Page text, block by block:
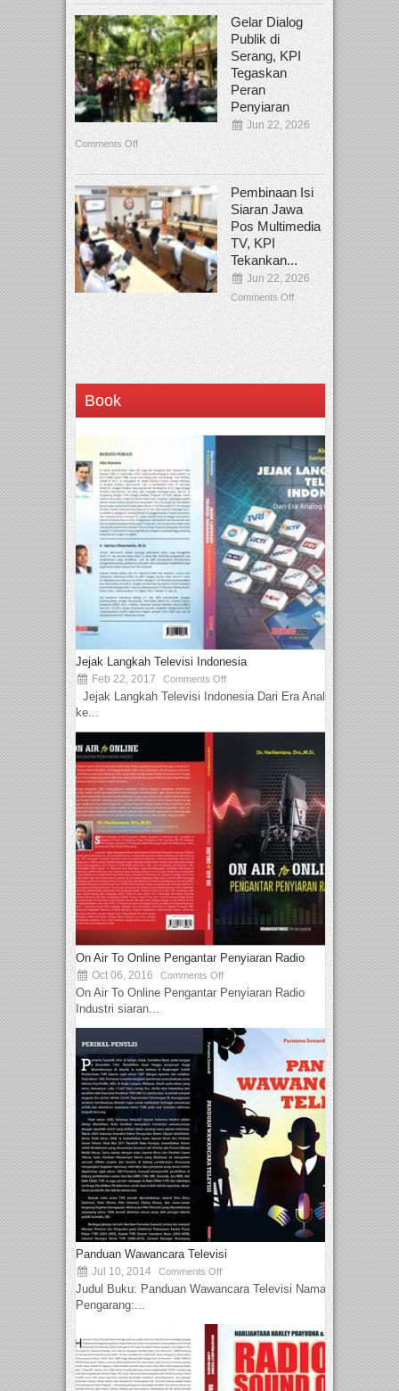
Gelar Dialog
Publik di
Serang, KPI
Tegaskan
Peran
Penyiaran
Jun 22, 2026
Comments Off
Pembinaan Isi
Siaran Jawa
Pos Multimedia
TV, KPI
Tekankan...
Jun 22, 2026
Comments Off
Book
Jejak Langkah Televisi Indonesia
Feb 22, 2017 Comments Off
Jejak Langkah Televisi Indonesia Dari Era Analog
ke...
On Air To Online Pengantar Penyiaran Radio
Oct 06, 2016 Comments Off
On Air To Online Pengantar Penyiaran Radio
Industri siaran...
Panduan Wawancara Televisi
Jul 10, 2014 Comments Off
Judul Buku: Panduan Wawancara Televisi Nama
Pengarang:...